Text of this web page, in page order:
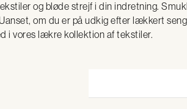
og bløde strejf i din indretning.
om du er på udkig efter lækkert
i vores lækre kollektion af tekstiler.